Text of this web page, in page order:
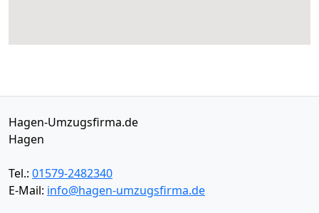
Hagen-Umzugsfirma.de
Hagen
Tel.: 01579-2482340
E-Mail: info@hagen-umzugsfirma.de